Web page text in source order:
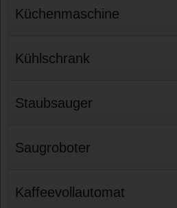
Küchenmaschine
Kühlschrank
Staubsauger
Saugroboter
Kaffeevollautomat